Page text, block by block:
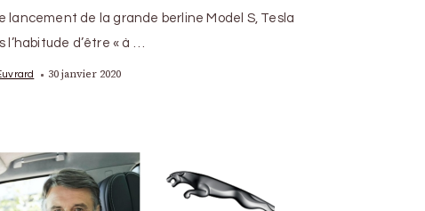
lancement de la grande berline Model S, Tesla
l’habitude d’être « à …
30 janvier 2020